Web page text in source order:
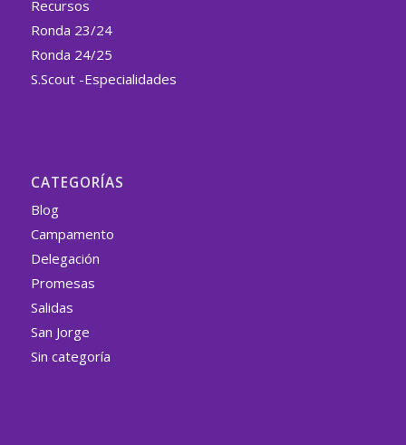
Recursos
Ronda 23/24
Ronda 24/25
S.Scout -Especialidades
CATEGORÍAS
Blog
Campamento
Delegación
Promesas
Salidas
San Jorge
Sin categoría